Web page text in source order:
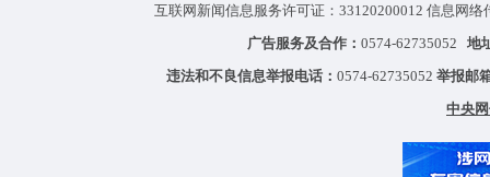
互联网新闻信息服务许可证：33120200012 信息网
广告服务及合作： 0574-62735052 地
违法和不良信息举报电话： 0574-62735052 举报邮
中央